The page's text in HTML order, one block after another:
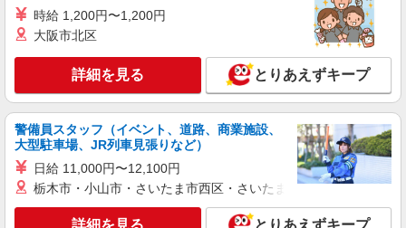
時給 1,200円〜1,200円
大阪市北区
詳細を見る とりあえずキープ
警備員スタッフ（イベント、道路、商業施設、
大型駐車場、JR列車見張りなど）
日給 11,000円〜12,100円
栃木市・小山市・さいたま市西区・さいたま市岩槻区・久喜市・
詳細を見る とりあえずキープ